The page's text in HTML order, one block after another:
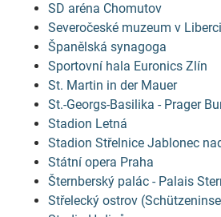
SD aréna Chomutov
Severočeské muzeum v Liberci
Španělská synagoga
Sportovní hala Euronics Zlín
St. Martin in der Mauer
St.-Georgs-Basilika - Prager
Stadion Letná
Stadion Střelnice Jablonec
Státní opera Praha
Šternberský palác - Palais
Střelecký ostrov